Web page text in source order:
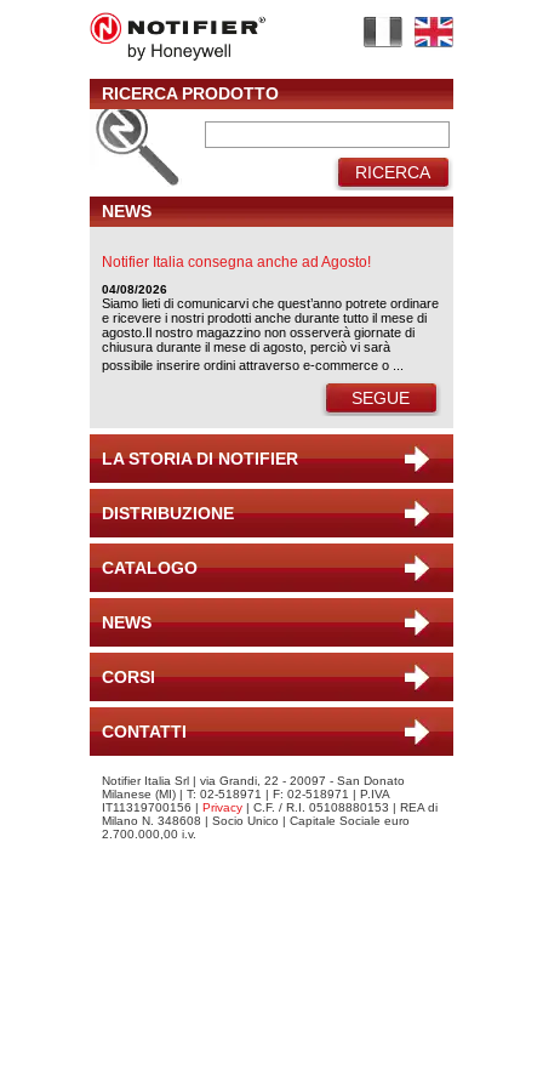
RICERCA PRODOTTO
RICERCA
NEWS
Notifier Italia consegna anche ad Agosto!
04/08/2026
Siamo lieti di comunicarvi che quest’anno potrete ordinare
e ricevere i nostri prodotti anche durante tutto il mese di
agosto.Il nostro magazzino non osserverà giornate di
chiusura durante il mese di agosto, perciò vi sarà
possibile inserire ordini attraverso e-commerce o ...
SEGUE
LA STORIA DI NOTIFIER
DISTRIBUZIONE
CATALOGO
NEWS
CORSI
CONTATTI
Notifier Italia Srl | via Grandi, 22 - 20097 - San Donato
Milanese (MI) | T: 02-518971 | F: 02-518971 | P.IVA
IT11319700156 | Privacy | C.F. / R.I. 05108880153 | REA di
Milano N. 348608 | Socio Unico | Capitale Sociale euro
2.700.000,00 i.v.